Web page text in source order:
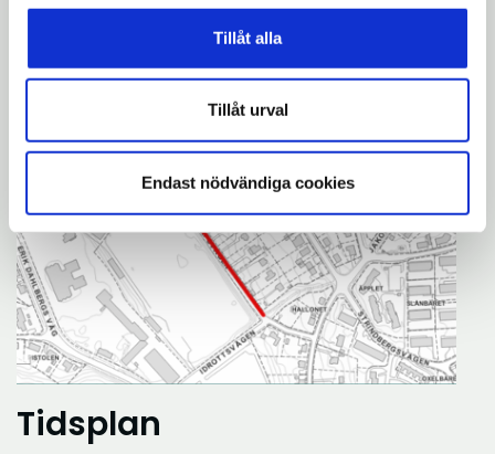
Tillåt alla
Tillåt urval
Endast nödvändiga cookies
framkomligheten och
parkeringsmöjligheterna längs gatan.
Tidsplan